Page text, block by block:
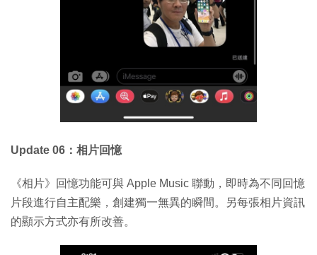
Update 06：相片回憶
《相片》回憶功能可與 Apple Music 聯動，即時為不同回憶
片段進行自主配樂，創建獨一無異的瞬間。另每張相片資訊
的顯示方式亦有所改善。